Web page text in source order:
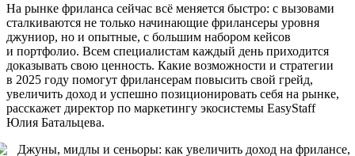
На рынке фриланса сейчас всё меняется быстро: с вызовами
сталкиваются не только начинающие фрилансеры уровня
джуниор, но и опытные, с большим набором кейсов
и портфолио. Всем специалистам каждый день приходится
доказывать свою ценность. Какие возможности и стратегии
в 2025 году помогут фрилансерам повысить свой грейд,
увеличить доход и успешно позиционировать себя на рынке,
расскажет директор по маркетингу экосистемы EasyStaff
Юлия Батальцева.